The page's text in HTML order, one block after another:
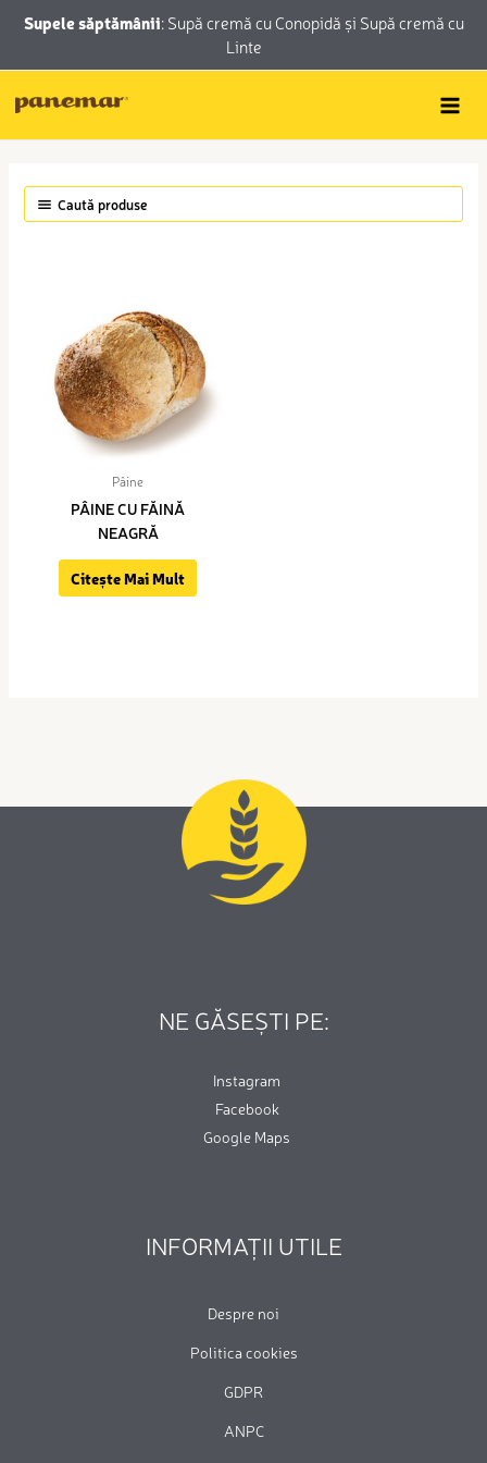
Supele săptămânii:Supă cremă cu Conopidă și Supă cremă cu
Linte
Caută produse
Pâine
PÂINE CU FĂINĂ
NEAGRĂ
Citește Mai Mult
NE GĂSEȘTI PE:
Instagram
Facebook
Google Maps
INFORMAȚII UTILE
Despre noi
Politica cookies
GDPR
ANPC